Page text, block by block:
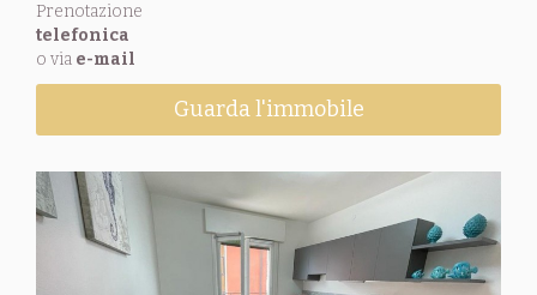
Prenotazione
telefonica
o via e-mail
Guarda l'immobile